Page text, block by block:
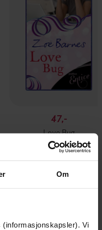
Om
Vi
47,-
Love Bug
Zoë Barnes
EBOK